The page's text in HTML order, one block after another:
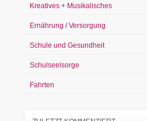
Kreatives + Musikalisches
Ernährung / Versorgung
Schule und Gesundheit
Schulseelsorge
Fahrten